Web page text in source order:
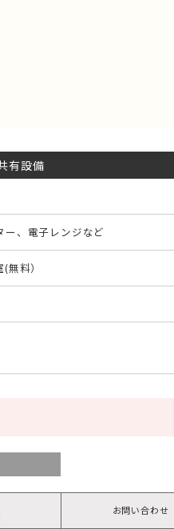
有設備
ー、電子レンジなど
無料）
お問い合わせ